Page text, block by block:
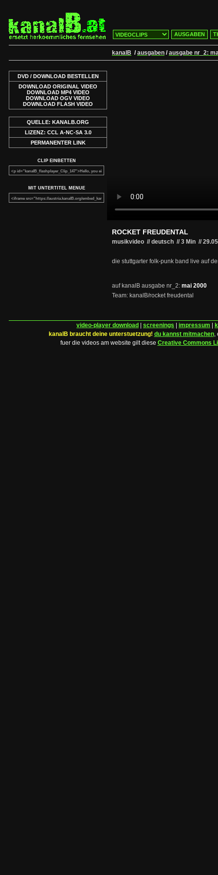
AUSGABEN
kanalB /ausgaben /ausgabe nr_2:
DVD / DOWNLOAD BESTELLEN
DOWNLOAD ORIGINAL VIDEO
DOWNLOAD MP4 VIDEO
DOWNLOAD OGV VIDEO
DOWNLOAD FLASH VIDEO
QUELLE: KANALB.ORG
LIZENZ: CCL A-NC-SA 3.0
PERMANENTER LINK
CLIP EINBETTEN
MIT UNTERTITEL MENUE
ROCKET FREUDENTAL
musikvideo // deutsch // 3 Min //
die stuttgarter folk-punk band live auf
auf kanalB ausgabe nr_2: mai 2000
Team: kanalB/rocket freudental
video-player download screenings impressum
kanalB braucht deine unterstuetzung! du kannst mitmachen,
fuer die videos am website gilt diese Creative Commons